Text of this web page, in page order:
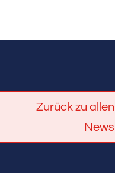
Zurück zu allen
News